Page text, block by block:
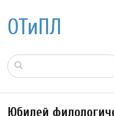
ОТиПЛ
Юбилей